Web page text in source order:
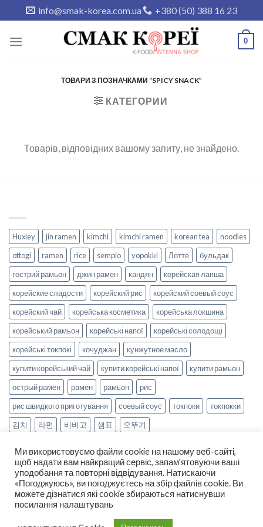
to
content
info@smak-korea.com.ua +380 (50) 388 16 23
0
ТОВАРИ З ПОЗНАЧКАМИ “SPICY SNACK”
КАТЕГОРИИ
Товарів, відповідних вашому запиту, не знайдено.
Huxley jin ramen kimchi kimchi ramen korean tea
noodles
ottogi
ramen rice sempio yopokki Лотте
бульдак
гострий рамьон
джин рамен кандян
корейская лапша
корейские сладости
корейский рис
корейский соевый соус
корейский чай
корейська косметика
корейська локшина
корейський рамьон
корейські напої
корейські солодощі
корейські токпокі
кочуджан
кунжутное масло
купити корейський чай
купити корейські напої
купити рамьон
острый рамен
рамен рамьон
рис
рис швидкого приготування
соевый соус токпоки
токпокки
김치
라면 비비고 샘표 오뚜기
НОВИНИ РЕЦЕПТИ
ОПЛАТА ТА ДОСТАВКА
ДОГОВІР ОФЕРТИ
Ми використовуємо файли cookie на нашому веб-сайті,
щоб надати вам найкращий сервіс, запам'ятовуючи ваші
уподобання та повторні відвідування. Натискаючи
«Погоджуюсь», ви погоджуєтесь на збір файлів cookie. Ви
можете дізнатися які cookie збираються натиснувши
посилання налаштувань